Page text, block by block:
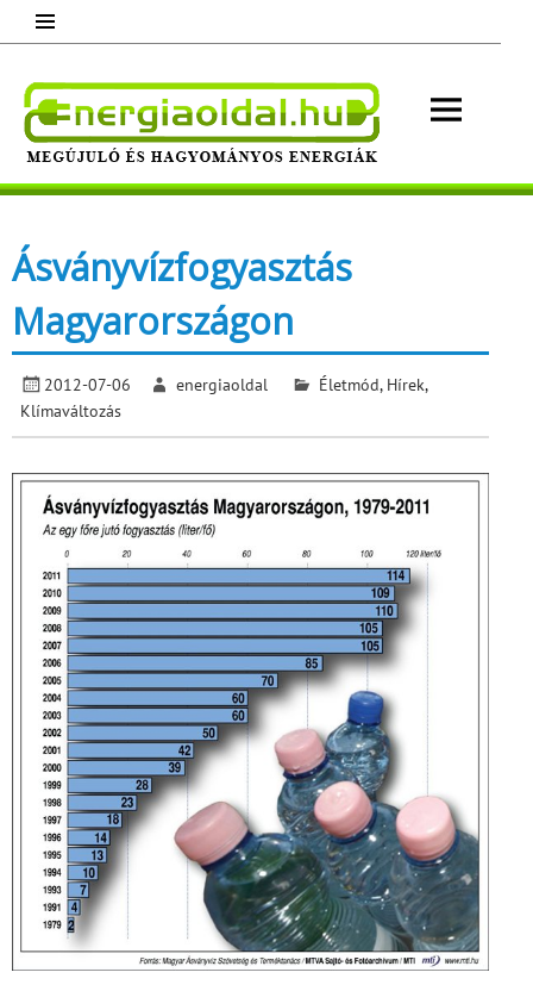
content
Megújuló és hagyományos energiák.
Ásványvízfogyasztás
Magyarországon
2012-07-06 energiaoldal Életmód, Hírek,
Klímaváltozás